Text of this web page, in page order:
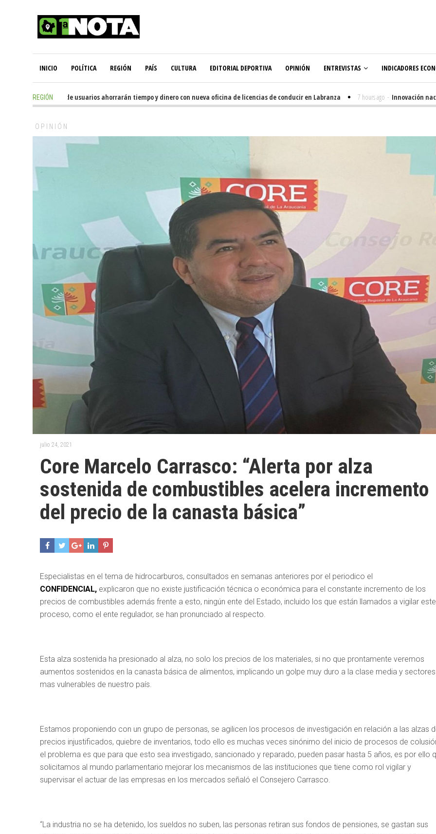
INICIO POLÍTICA REGIÓN PAÍS CULTURA EDITORIAL DEPORTIVA OPINIÓN ENTREVISTAS INDICADORES
REGIÓN
- Miles de usuarios ahorrarán tiempo y dinero con nueva oficina de licencias de conducir en Labranza 7 hours ago - Innovación nacida
OPINIÓN
julio 24, 2021
Core Marcelo Carrasco: “Alerta por alza
sostenida de combustibles acelera incremento
del precio de la canasta básica”
Especialistas en el tema de hidrocarburos, consultados en semanas anteriores por el periodico el
CONFIDENCIAL, explicaron que no existe justificación técnica o económica para el constante incremento de los
precios de combustibles además frente a esto, ningún ente del Estado, incluido los que están llamados a vigilar este
proceso, como el ente regulador, se han pronunciado al respecto.
Esta alza sostenida ha presionado al alza, no solo los precios de los materiales, si no que prontamente veremos
aumentos sostenidos en la canasta básica de alimentos, implicando un golpe muy duro a la clase media y sectores
mas vulnerables de nuestro país.
Estamos proponiendo con un grupo de personas, se agilicen los procesos de investigación en relación a las alzas
precios injustificados, quiebre de inventarios, todo ello es muchas veces sinónimo del inicio de procesos de
el problema es que para que esto sea investigado, sancionado y reparado, pueden pasar hasta 5 años, es por ello
solicitamos al mundo parlamentario mejorar los mecanismos de las instituciones que tiene como rol vigilar y
supervisar el actuar de las empresas en los mercados señaló el Consejero Carrasco.
“La industria no se ha detenido, los sueldos no suben, las personas retiran sus fondos de pensiones, se gastan sus